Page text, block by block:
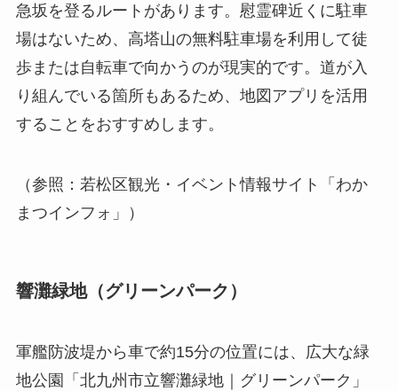
急坂を登るルートがあります。慰霊碑近くに駐車
場はないため、高塔山の無料駐車場を利用して徒
歩または自転車で向かうのが現実的です。道が入
り組んでいる箇所もあるため、地図アプリを活用
することをおすすめします。
（参照：若松区観光・イベント情報サイト「わか
まつインフォ」）
響灘緑地（グリーンパーク）
軍艦防波堤から車で約15分の位置には、広大な緑
地公園「北九州市立響灘緑地｜グリーンパーク」